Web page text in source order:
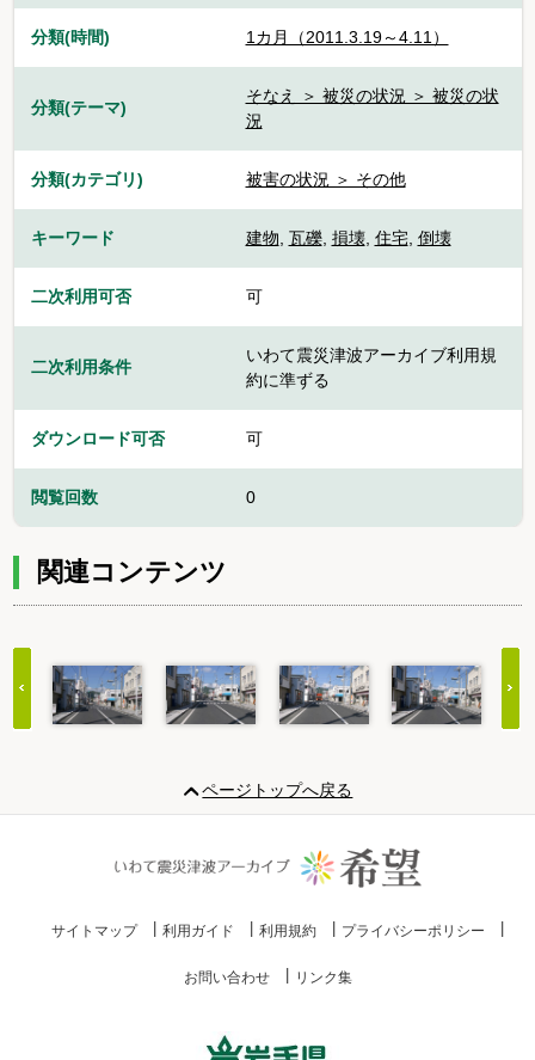
分類(時間) 1カ月（2011.3.19～4.11）
分類(テーマ)
そなえ ＞ 被災の状況 ＞ 被災の状
況
分類(カテゴリ) 被害の状況 ＞ その他
キーワード 建物, 瓦礫, 損壊, 住宅, 倒壊
二次利用可否 可
二次利用条件
いわて震災津波アーカイブ利用規
約に準ずる
ダウンロード可否 可
閲覧回数 0
関連コンテンツ
20
ページトップへ戻る
サイトマップ 利用ガイド 利用規約 プライバシーポリシー
お問い合わせ リンク集